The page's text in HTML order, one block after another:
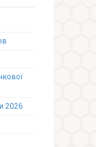
2026